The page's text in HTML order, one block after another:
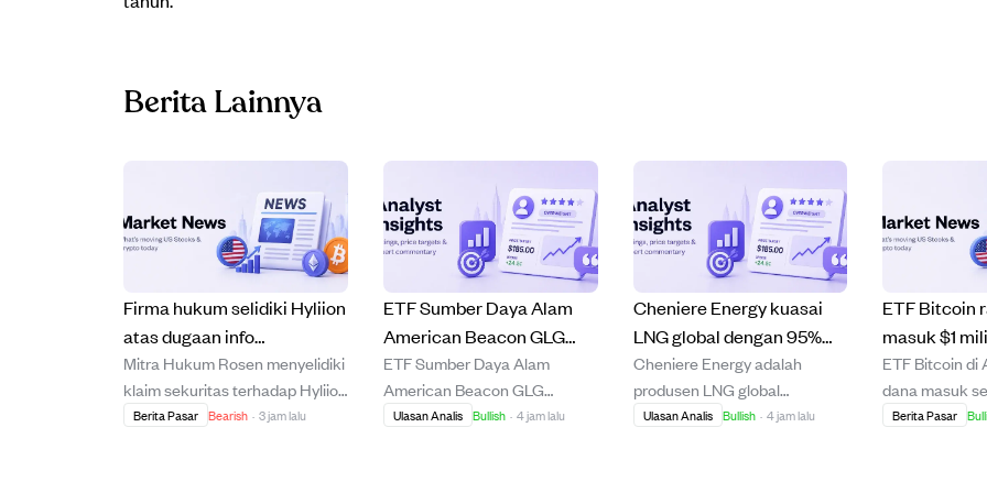
Berita Lainnya
Firma hukum selidiki Hyliion
atas dugaan info
menyesatkan yang
sebabkan saham turun,
tawarkan kompensasi.
Mitra Hukum Rosen menyelidiki
klaim sekuritas terhadap Hyliion
Holdings Corp. setelah tuduhan
Berita Pasar Bearish · 3 jam lalu
ETF Sumber Daya Alam
American Beacon GLG
ungguli S&P 500 15% di
tengah inflasi 2026
ETF Sumber Daya Alam
American Beacon GLG
(MGNR) mendapat
Ulasan Analis Bullish · 4 jam lalu
Cheniere Energy kuasai
LNG global dengan 95%
kapasitas kontrak jangka
panjang, target harga naik
26,65% hingga 2026.
Cheniere Energy adalah
produsen LNG global
terkemuka dengan 95%
Ulasan Analis Bullish · 4 jam lalu
ETF Bitcoin
masuk $1
seminggu,
April pasca
Coldcard
ETF Bitcoin di
dana masuk
dalam
Berita Pasar